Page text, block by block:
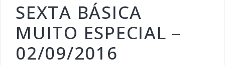
SEXTA BÁSICA
MUITO ESPECIAL –
02/09/2016